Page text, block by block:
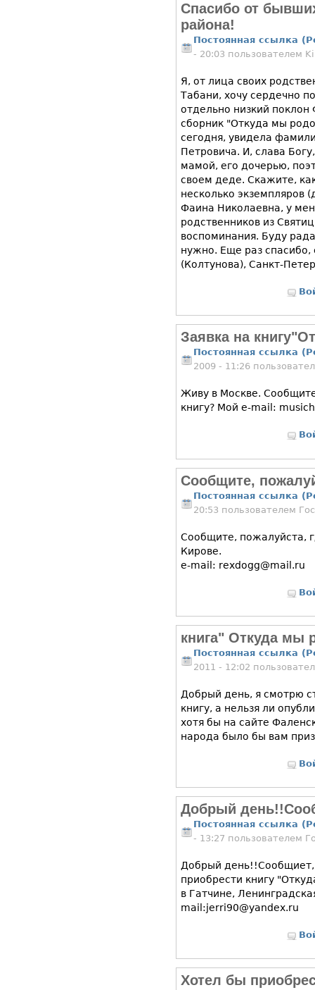
Спасибо от
района!
Постоянная ссылка
- 20:03 пользователем
Я, от лица своих
Табани, хочу сердечно
отдельно низкий
сборник "Откуда мы
сегодня, увидела
Петровича. И, слава
мамой, его дочерью,
своем деде. Скажите,
несколько экземпляров
Фаина Николаевна, у
родственников из
воспоминания. Буду
нужно. Еще раз
(Колтунова), Санкт-
Заявка на
Постоянная ссылка
2009 - 11:26
Живу в Москве.
книгу? Мой e-mail:
Сообщите,
Постоянная ссылка
20:53 пользователем
Сообщите, пожалуйста,
Кирове.
e-mail: rexdogg@mail.ru
книга" Откуда мы
Постоянная ссылка
2011 - 12:02
Добрый день, я смотрю
книгу, а нельзя ли
хотя бы на сайте
народа было бы вам
Добрый
Постоянная ссылка
- 13:27 пользователем
Добрый
приобрести книгу
в Гатчине,
mail:jerri90@yandex.ru
Хотел бы